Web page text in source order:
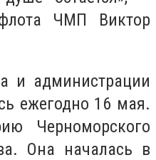
ЧМП Виктор
и администрации
ежегодно 16 мая.
Черноморского
Она началась в